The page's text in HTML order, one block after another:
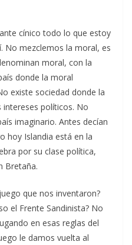
cínico todo lo que estoy
No mezclemos la moral, es
moral, con la
donde la moral
existe sociedad donde la
políticos. No
imaginario. Antes decían
hoy Islandia está en la
por su clase política,
Bretaña.
que nos inventaron?
el Frente Sandinista? No
en esas reglas del
le damos vuelta al